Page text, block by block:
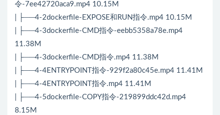
令-7ee42720aca9.mp4 10.15M
| ├──4-2dockerfile-EXPOSE和RUN指令.mp4 10.15M
| ├──4-3dockerfile-CMD指令-eebb5358a78e.mp4
11.38M
| ├──4-3dockerfile-CMD指令.mp4 11.38M
| ├──4-4ENTRYPOINT指令-929f2a80c45e.mp4 11.41M
| ├──4-4ENTRYPOINT指令.mp4 11.41M
| ├──4-5dockerfile-COPY指令-219899ddc42d.mp4
8.15M